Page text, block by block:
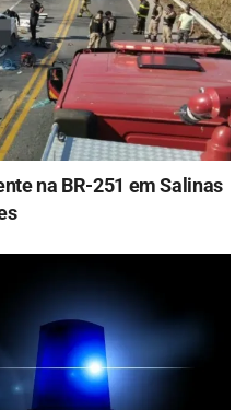
na BR-251 em Salinas